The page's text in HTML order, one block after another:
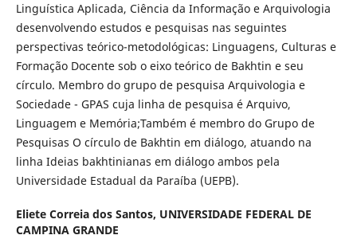
Linguística Aplicada, Ciência da Informação e Arquivologia
desenvolvendo estudos e pesquisas nas seguintes
perspectivas teórico-metodológicas: Linguagens, Culturas e
Formação Docente sob o eixo teórico de Bakhtin e seu
círculo. Membro do grupo de pesquisa Arquivologia e
Sociedade - GPAS cuja linha de pesquisa é Arquivo,
Linguagem e Memória;Também é membro do Grupo de
Pesquisas O círculo de Bakhtin em diálogo, atuando na
linha Ideias bakhtinianas em diálogo ambos pela
Universidade Estadual da Paraíba (UEPB).
Eliete Correia dos Santos, UNIVERSIDADE FEDERAL DE
CAMPINA GRANDE